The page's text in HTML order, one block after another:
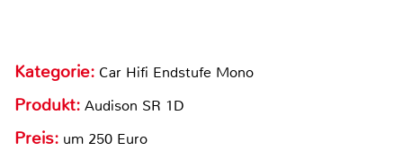
Kategorie: Car Hifi Endstufe Mono
Produkt: Audison SR 1D
Preis: um 250 Euro